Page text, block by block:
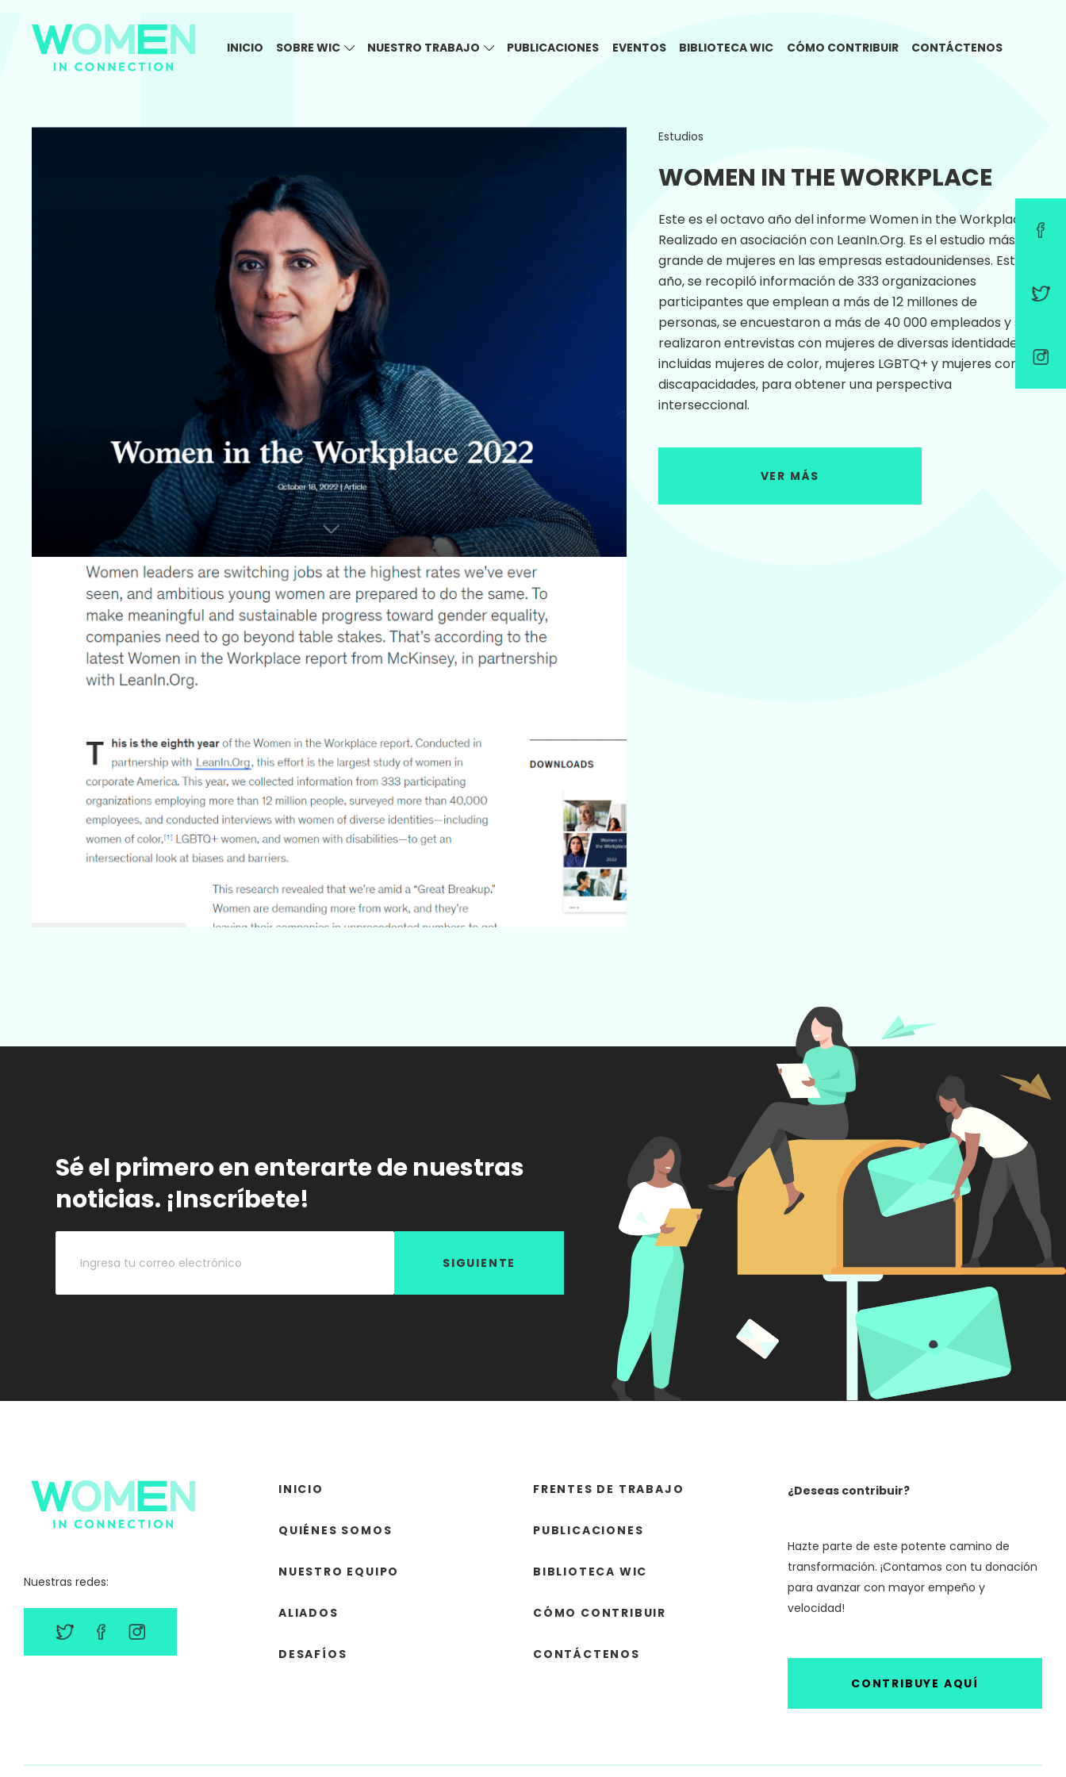
INICIO SOBRE WIC NUESTRO TRABAJO PUBLICACIONES EVENTOS BIBLIOTECA WIC CÓMO CONTRIBUIR CONTÁCTENOS
Estudios
WOMEN IN THE WORKPLACE
Este es el octavo año del informe Women in the Workplace.
Realizado en asociación con LeanIn.Org. Es el estudio más
grande de mujeres en las empresas estadounidenses. Este
año, se recopiló información de 333 organizaciones
participantes que emplean a más de 12 millones de
personas, se encuestaron a más de 40 000 empleados y se
realizaron entrevistas con mujeres de diversas identidades,
incluidas mujeres de color, mujeres LGBTQ+ y mujeres con
discapacidades, para obtener una perspectiva
interseccional.
VER MÁS
Sé el primero en enterarte de nuestras
noticias. ¡Inscríbete!
SIGUIENTE
Nuestras redes:
INICIO
QUIÉNES SOMOS
NUESTRO EQUIPO
ALIADOS
DESAFÍOS
FRENTES DE TRABAJO
PUBLICACIONES
BIBLIOTECA WIC
CÓMO CONTRIBUIR
CONTÁCTENOS
¿Deseas contribuir?
Hazte parte de este potente camino de
transformación. ¡Contamos con tu donación
para avanzar con mayor empeño y
velocidad!
CONTRIBUYE AQUÍ